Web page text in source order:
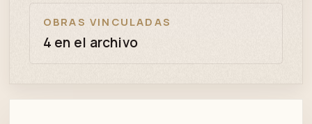
OBRAS VINCULADAS
4 en el archivo